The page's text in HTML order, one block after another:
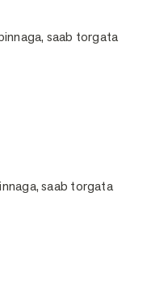
saab torgata
saab torgata